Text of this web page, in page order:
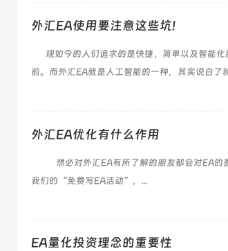
外汇EA使用要注意这些坑!
现如今的人们追求的是快捷、简单以及智能化
前。而外汇EA就是人工智能的一种，其实说白了
外汇EA优化有什么作用
想必对外汇EA有所了解的朋友都会对EA的
我们的“免费写EA活动”，...
EA量化投资理念的重要性